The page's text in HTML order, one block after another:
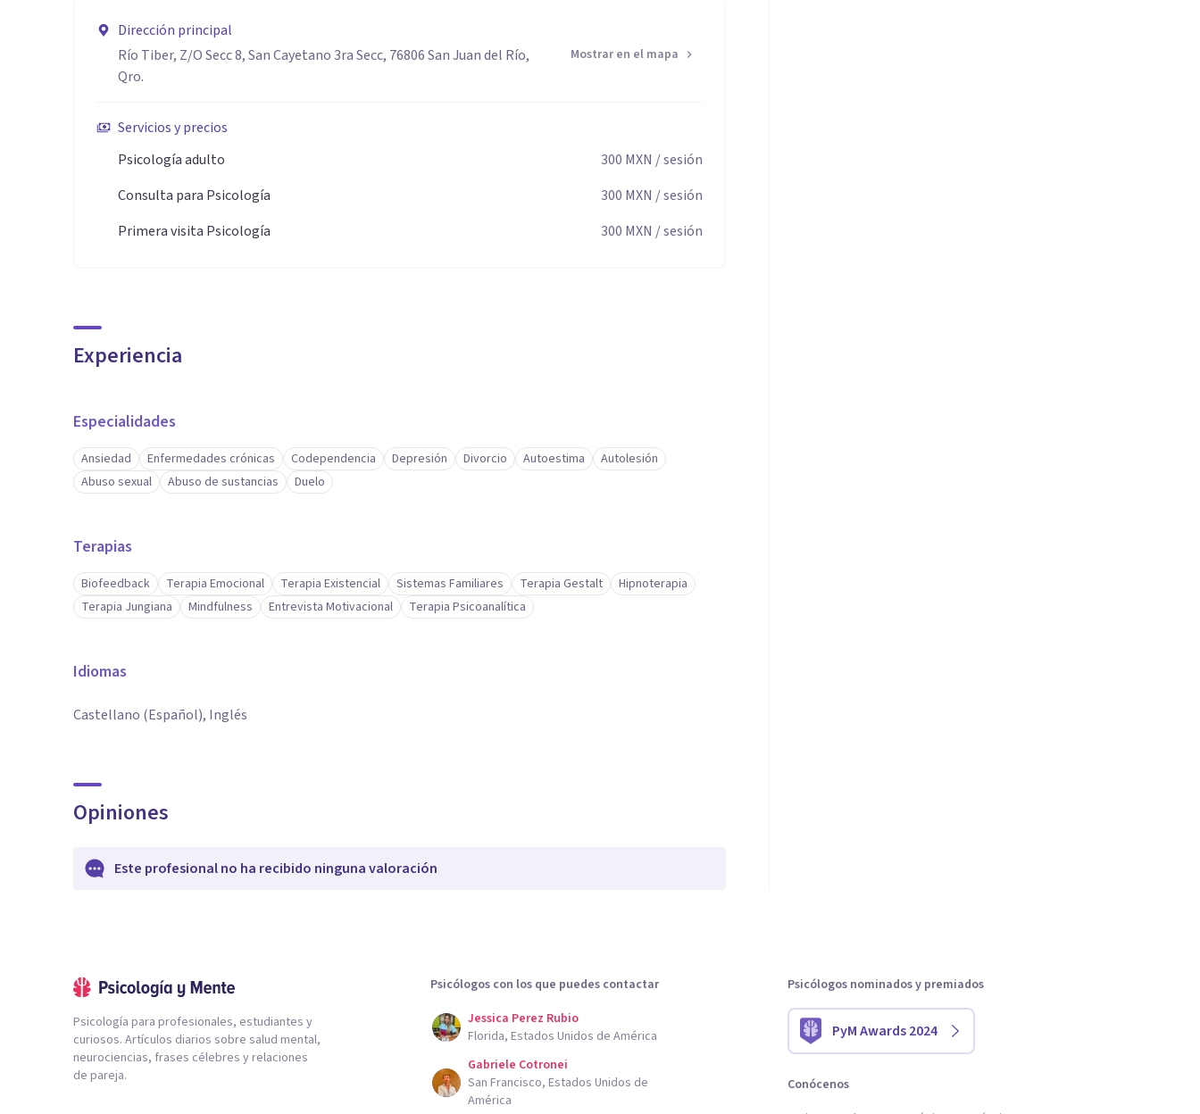
Dirección principal
Río Tiber, Z/O Secc 8, San Cayetano 3ra Secc, 76806 San Juan del Río,
Qro.
Mostrar en el mapa
Servicios y precios
Psicología adulto
300 MXN / sesión
Consulta para Psicología
300 MXN / sesión
Primera visita Psicología
300 MXN / sesión
Experiencia
Especialidades
Ansiedad Enfermedades crónicas Codependencia Depresión Divorcio Autoestima
Autolesión
Abuso sexual
Abuso de sustancias Duelo
Terapias
Biofeedback Terapia Emocional Terapia Existencial Sistemas Familiares Terapia Gestalt
Hipnoterapia
Terapia Jungiana
Mindfulness Entrevista Motivacional Terapia Psicoanalítica
Idiomas
Castellano (Español), Inglés
Opiniones
Este profesional no ha recibido ninguna valoración
Psicología para profesionales, estudiantes y
curiosos. Artículos diarios sobre salud mental,
neurociencias, frases célebres y relaciones
de pareja.
Psicólogos con los que puedes contactar
Jessica Perez Rubio
Florida, Estados Unidos de América
Gabriele Cotronei
San Francisco, Estados Unidos de
América
Psicólogos nominados y premiados
PyM Awards 2024
Conócenos